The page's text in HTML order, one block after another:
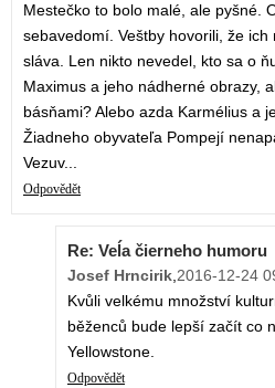
Mestečko to bolo malé, ale pyšné.
sebavedomí. Veštby hovorili, že
sláva. Len nikto nevedel, kto sa o
Maximus a jeho nádherné obrazy,
básňami? Alebo azda Karmélius a
Žiadneho obyvateľa Pompejí
Vezuv...
Odpovědět
Re: Veĺa čierneho humoru
Josef Hrncirik,2016-12-24
Kvůli velkému množství
běženců bude lepší začít co
Yellowstone.
Odpovědět